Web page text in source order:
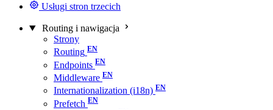
Usługi stron trzecich
Routing i nawigacja
Strony
Routing
Endpoints
Middleware
Internationalization (i18n)
Prefetch